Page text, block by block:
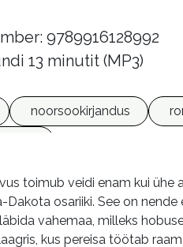
9789916128992
13 minutit (MP3)
noorsookirjandus
toimub veidi enam kui ühe
Dakota osariiki. See on
vahemaa, milleks
kus pereisa töötab